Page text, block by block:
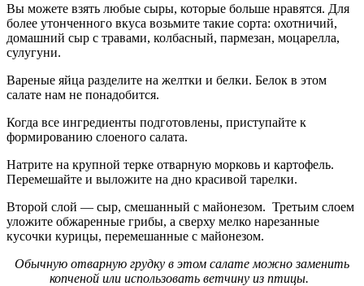
Вы можете взять любые сыры, которые больше нравятся. Для
более утонченного вкуса возьмите такие сорта: охотничий,
домашний сыр с травами, колбасный, пармезан, моцарелла,
сулугуни.
Вареные яйца разделите на желтки и белки. Белок в этом
салате нам не понадобится.
Когда все ингредиенты подготовлены, приступайте к
формированию слоеного салата.
Натрите на крупной терке отварную морковь и картофель.
Перемешайте и выложите на дно красивой тарелки.
Второй слой — сыр, смешанный с майонезом. Третьим слоем
уложите обжаренные грибы, а сверху мелко нарезанные
кусочки курицы, перемешанные с майонезом.
Обычную отварную грудку в этом салате можно заменить
копченой или использовать ветчину из птицы.